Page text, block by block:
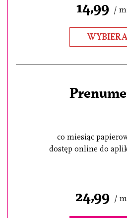
14,99 /
co miesiąc
dostęp online do
24,99 /